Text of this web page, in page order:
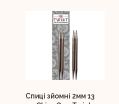
Спиці зйомні 2мм 13